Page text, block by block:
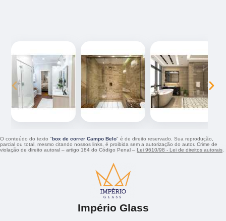
‹ ›
O conteúdo do texto "box de correr Campo Belo" é de direito reservado. Sua reprodução,
parcial ou total, mesmo citando nossos links, é proibida sem a autorização do autor. Crime de
violação de direito autoral – artigo 184 do Código Penal – Lei 9610/98 - Lei de direitos autorais
Império Glass